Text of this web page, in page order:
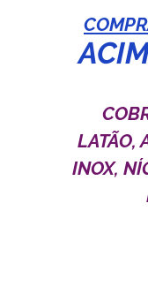
LATÃO,
INOX,